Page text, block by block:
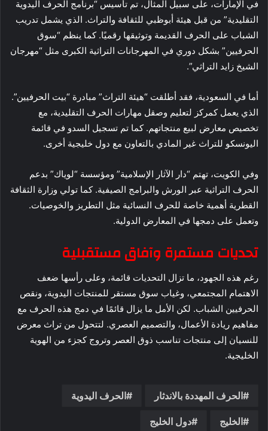
في الإمارات، على سبيل المثال، تم تأسيس “برنامج الحرف اليدوية
التقليدية” من قبل هيئة أبوظبي للثقافة والتراث. الذي يشمل تدريب
الشباب على الحرف القديمة وتوثيقها رقميًا. كما ينظم “سوق
الحرفيين” بشكل دوري في المهرجانات التراثية الكبرى مثل “مهرجان
الشيخ زايد التراثي”.
أما في السعودية، فقد أطلقت “هيئة التراث” مبادرة “بيت الحرفيين”.
الذي يعمل كمركز لتعليم وصقل مهارات الحرف التقليدية، مع
تخصيص معارض لبيع منتجاتهم. كما تم تسجيل السدو في قائمة
اليونسكو للتراث غير المادي بالتعاون مع دول خليجية أخرى.
وفي الكويت، تهتم “دار الآثار الإسلامية” ومؤسسة “لوياك” بدعم
الحرف التراثية عبر الورش والبرامج الصيفية. كما تولي وزارة الثقافة
القطرية أهمية خاصة للحرف النسائية مثل التطريز والخوصيات.
وتعمل على دمجها في المعارض الدولية.
تحديات مستمرة وآفاق مستقبلية
رغم هذه الجهود، ما تزال التحديات قائمة، وعلى رأسها ضعف
الاهتمام المجتمعي، وغياب سوق مستقر للمنتجات اليدوية، ونقص
الحرفيين الشباب. لكن الأمل ما يزال قائمًا في دمج هذه الحرف مع
مفاهيم ريادة الأعمال، والتصميم العصري. لتتحول من تراث معرض
للنسيان إلى منتجات تناسب ذوق العصر وتروج كجزء من الهوية
الخليجية.
الحرف المهددة بالاندثار الحرف اليدوية
الخليج دول الخليج